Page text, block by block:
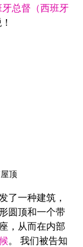
牙总督（西班牙
顶
了一种建筑，
圆顶和一个带
，从而在内部
。 我们被告知